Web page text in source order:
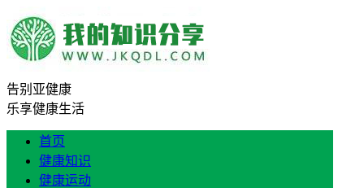
告别亚健康
乐享健康生活
首页
健康知识
健康运动